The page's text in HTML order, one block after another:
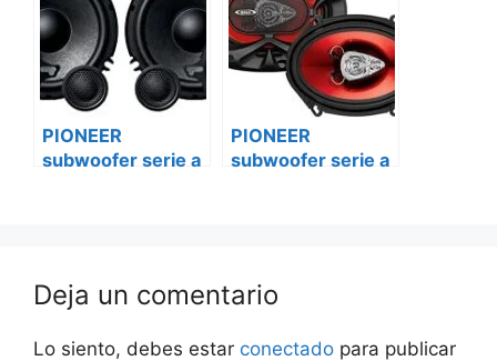
PIONEER
subwoofer serie a
PIONEER
subwoofer serie a
Deja un comentario
Lo siento, debes estar conectado para publicar